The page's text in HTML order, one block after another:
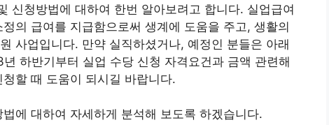
신청방법에 대하여 한번 알아보려고 합니다. 실업급여
의 급여를 지급함으로써 생계에 도움을 주고, 생활의
사업입니다. 만약 실직하셨거나, 예정인 분들은 아래
하반기부터 실업 수당 신청 자격요건과 금액 관련해
할 때 도움이 되시길 바랍니다.
에 대하여 자세하게 분석해 보도록 하겠습니다.